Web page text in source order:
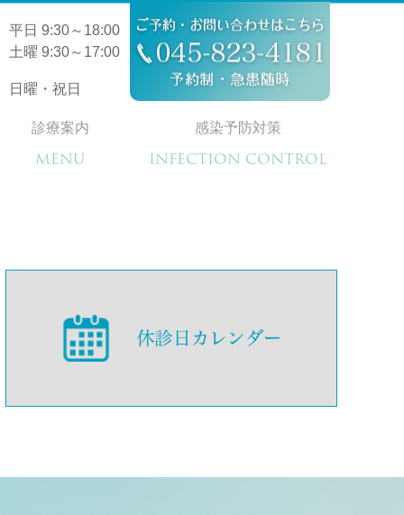
平日 9:30～18:00
土曜 9:30～17:00
日曜・祝日
診療案内
MENU
感染予防対策
INFECTION CONTROL